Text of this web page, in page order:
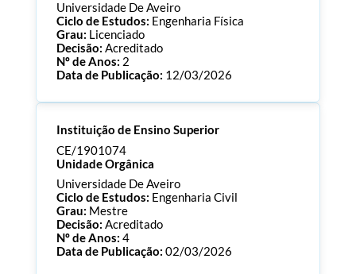
Universidade De Aveiro
Ciclo de Estudos: Engenharia Física
Grau: Licenciado
Decisão: Acreditado
Nº de Anos: 2
Data de Publicação: 12/03/2026
Processo:
CE/1901089
ECTS:180.0
Consultar Documentos
Instituição de Ensino Superior
CE/1901074
Unidade Orgânica
Universidade De Aveiro
Ciclo de Estudos: Engenharia Civil
Grau: Mestre
Decisão: Acreditado
Nº de Anos: 4
Data de Publicação: 02/03/2026